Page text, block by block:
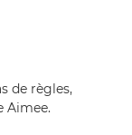
de règles,
Aimee.